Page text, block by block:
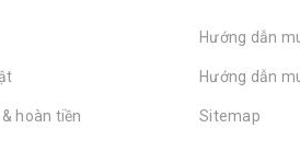
hoàn tiền
Hướng dẫn
Hướng dẫn
Sitemap